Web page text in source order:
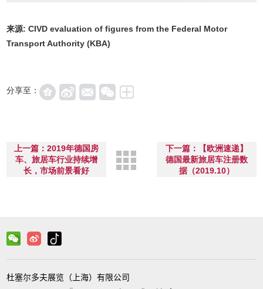
来源: CIVD evaluation of figures from the Federal Motor
Transport Authority (KBA)
分享至：
上一篇：2019年德国房
车、旅居车行业持续增
长，市场前景看好
下一篇：【欧洲速递】
德国最新旅居车注册数
据（2019.10）
杜塞尔多夫展览（上海）有限公司